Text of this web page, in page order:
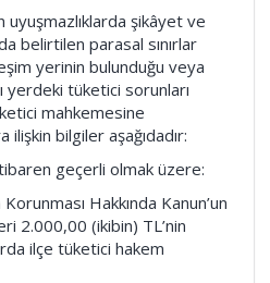
şikâyet ve
belirtilen parasal sınırlar
yerinin bulunduğu veya
yerdeki tüketici sorunları
mahkemesine
ilişkin bilgiler aşağıdadır:
geçerli olmak üzere:
Hakkında Kanun’un
2.000,00 (ikibin) TL’nin
ilçe tüketici hakem